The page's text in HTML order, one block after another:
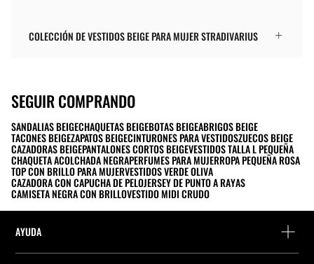
COLECCIÓN DE VESTIDOS BEIGE PARA MUJER STRADIVARIUS
SEGUIR COMPRANDO
SANDALIAS BEIGECHAQUETAS BEIGEBOTAS BEIGEABRIGOS BEIGE
TACONES BEIGEZAPATOS BEIGECINTURONES PARA VESTIDOSZUECOS BEIGE
CAZADORAS BEIGEPANTALONES CORTOS BEIGEVESTIDOS TALLA L PEQUEÑA
CHAQUETA ACOLCHADA NEGRAPERFUMES PARA MUJERROPA PEQUEÑA ROSA
TOP CON BRILLO PARA MUJERVESTIDOS VERDE OLIVA
CAZADORA CON CAPUCHA DE PELOJERSEY DE PUNTO A RAYAS
CAMISETA NEGRA CON BRILLOVESTIDO MIDI CRUDO
AYUDA